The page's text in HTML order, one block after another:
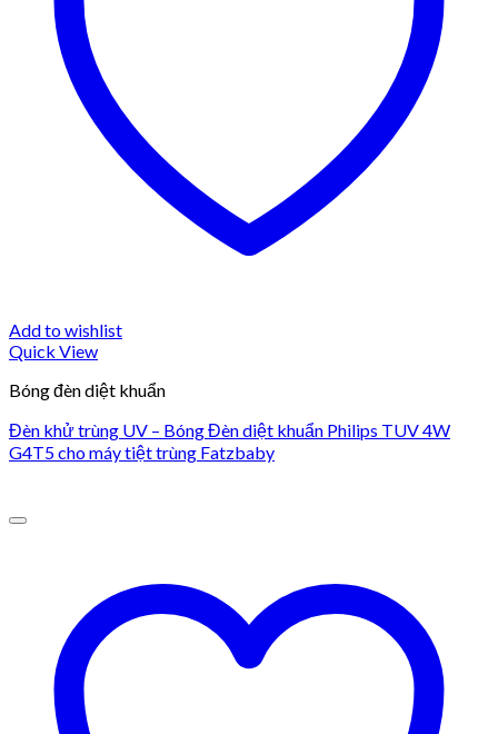
Add to wishlist
Quick View
Bóng đèn diệt khuẩn
Đèn khử trùng UV – Bóng Đèn diệt khuẩn Philips TUV 4W
G4T5 cho máy tiệt trùng Fatzbaby